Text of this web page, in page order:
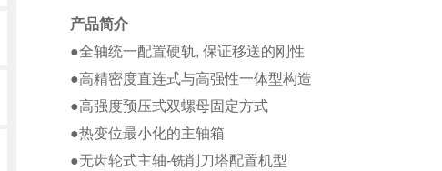
产品简介
●全轴统一配置硬轨, 保证移送的刚性
●高精密度直连式与高强性一体型构造
●高强度预压式双螺母固定方式
●热变位最小化的主轴箱
●无齿轮式主轴-铣削刀塔配置机型